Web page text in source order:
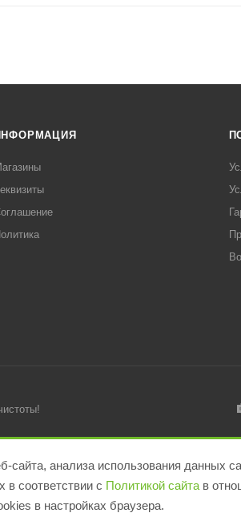
анализа использования данных
в соответствии с Политикой сайта в
в настройках браузера.